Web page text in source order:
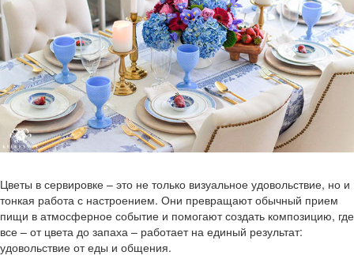
Цветы в сервировке – это не только визуальное удовольствие, но и
тонкая работа с настроением. Они превращают обычный прием
пищи в атмосферное событие и помогают создать композицию, где
все – от цвета до запаха – работает на единый результат:
удовольствие от еды и общения.